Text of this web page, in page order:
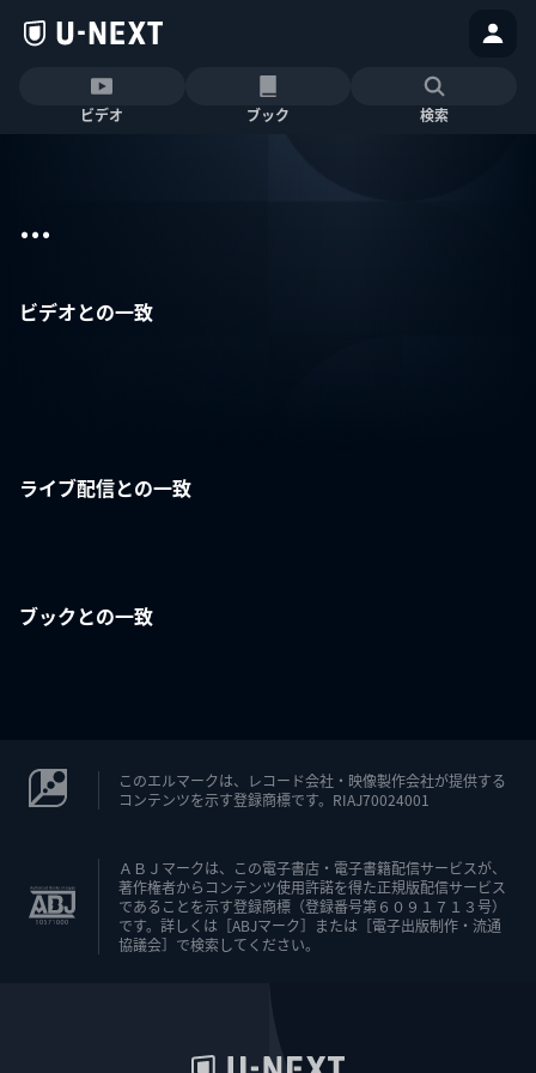
ビデオ ブック 検索
...
ビデオとの一致
ライブ配信との一致
ブックとの一致
このエルマークは、レコード会社・映像製作会社が提供する
コンテンツを示す登録商標です。RIAJ70024001
ＡＢＪマークは、この電子書店・電子書籍配信サービスが、
著作権者からコンテンツ使用許諾を得た正規版配信サービス
であることを示す登録商標（登録番号第６０９１７１３号）
です。詳しくは［ABJマーク］または［電子出版制作・流通
協議会］で検索してください。